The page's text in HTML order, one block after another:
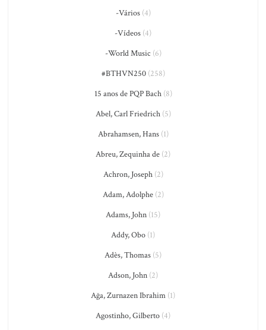
-Vários(4)
-Vídeos (4)
-World Music (6)
#BTHVN250(258)
15 anos de PQP Bach(8)
Abel, Carl Friedrich(5)
Abrahamsen, Hans(1)
Abreu, Zequinha de (2)
Achron, Joseph(2)
Adam, Adolphe(2)
Adams, John (15)
Addy, Obo (1)
Adès, Thomas (5)
Adson, John (2)
Ağa, Zurnazen Ibrahim (1)
Agostinho, Gilberto (4)